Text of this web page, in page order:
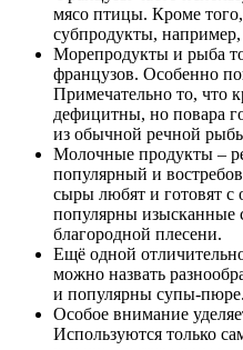
мясо птицы. Кроме
субпродукты, например,
Морепродукты и рыба
французов. Особенно
Примечательно то, что
дефицитны, но повара
из обычной речной
Молочные продукты –
популярный и
сыры любят и готовят с
популярны изысканные
благородной плесени.
Ещё одной
можно назвать
и популярны супы-пюре.
Особое внимание
Используются только